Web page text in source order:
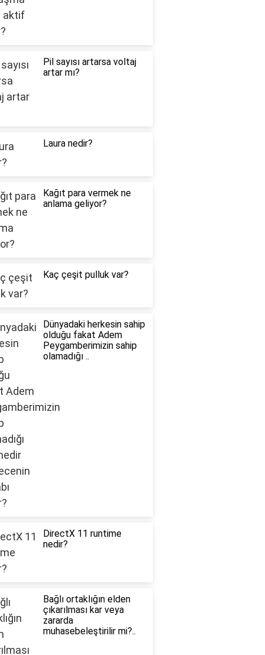
Pil sayısı artarsa voltaj
artar mı?
Laura nedir?
Kağıt para vermek ne
anlama geliyor?
Kaç çeşit pulluk var?
Dünyadaki herkesin sahip
olduğu fakat Adem
Peygamberimizin sahip
olamadığı ..
DirectX 11 runtime
nedir?
Bağlı ortaklığın elden
çıkarılması kar veya
zararda
muhasebeleştirilir mi?..